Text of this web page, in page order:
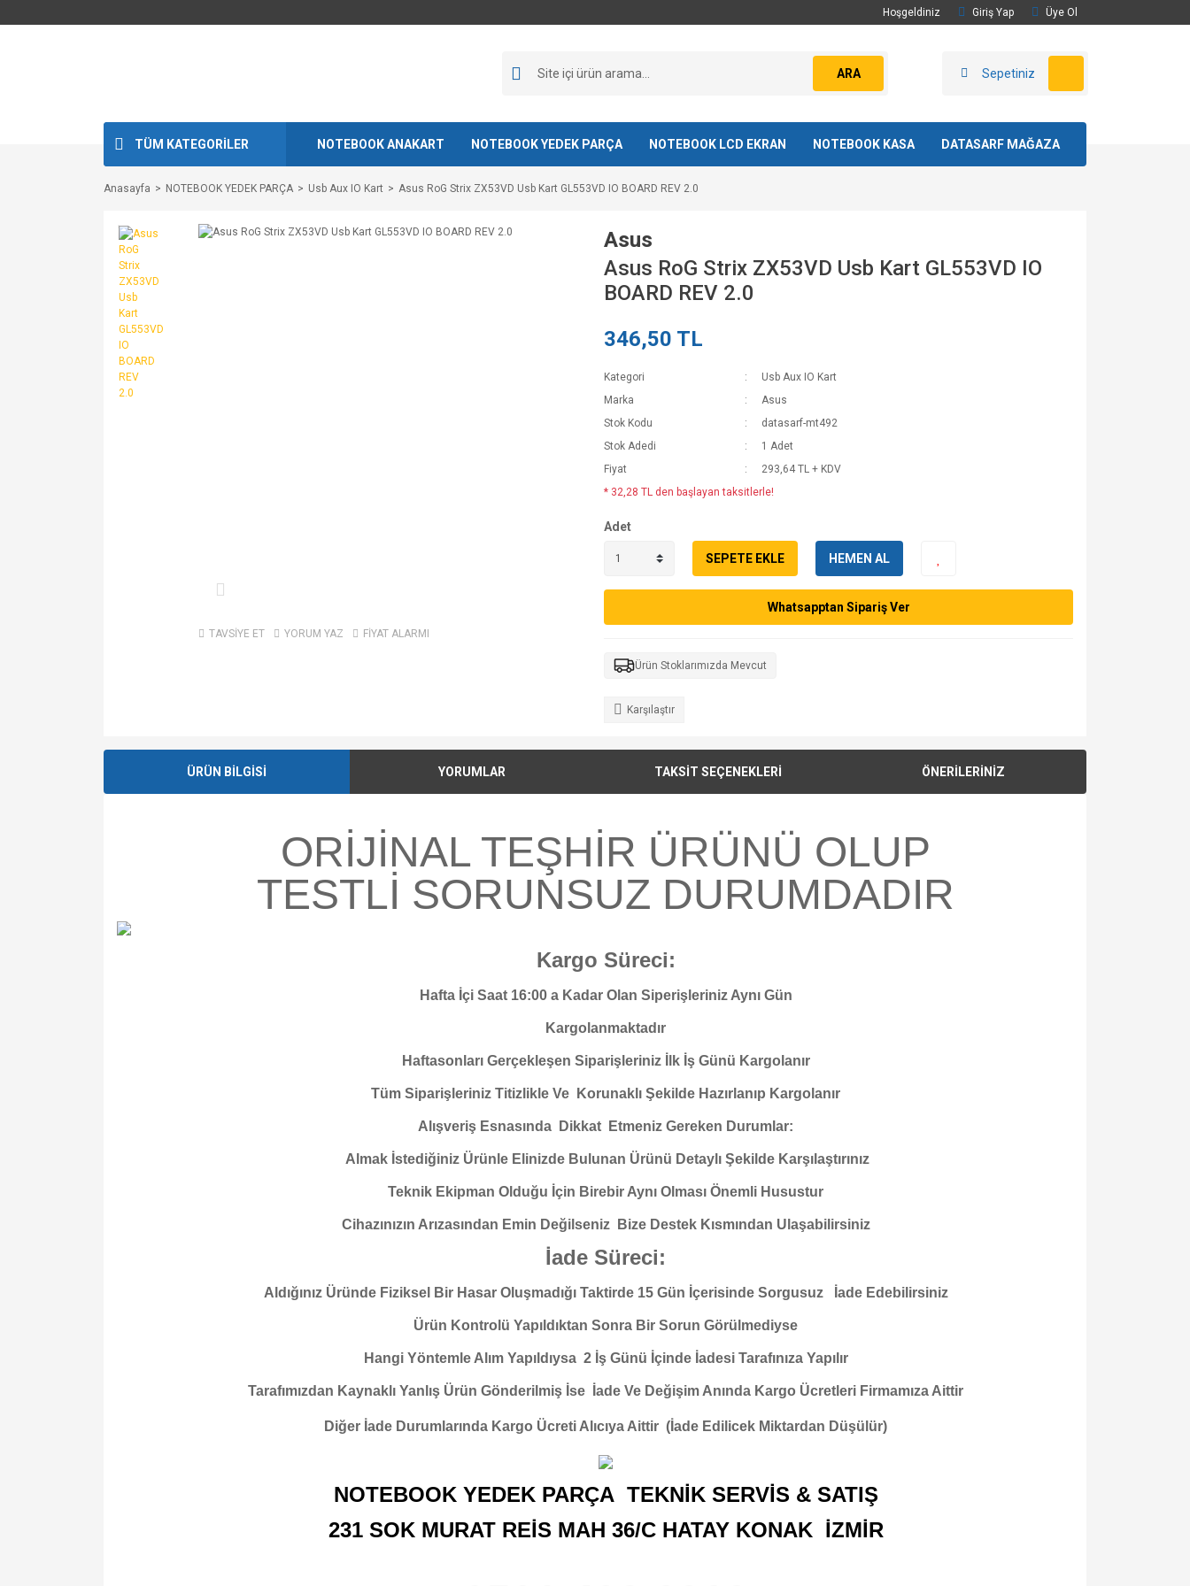
Hoşgeldiniz Giriş Yap Üye Ol
ARA Sepetiniz
TÜM KATEGORİLER NOTEBOOK ANAKART NOTEBOOK YEDEK PARÇA NOTEBOOK LCD EKRAN NOTEBOOK KASA DATASARF MAĞAZA
Anasayfa NOTEBOOK YEDEK PARÇA Usb Aux IO Kart Asus RoG Strix ZX53VD Usb Kart GL553VD IO BOARD REV 2.0
TAVSİYE ET YORUM YAZ FİYAT ALARMI
Asus
Asus RoG Strix ZX53VD Usb Kart GL553VD IO
BOARD REV 2.0
346,50 TL
Kategori
Usb Aux IO Kart
Marka
Asus
Stok Kodu
datasarf-mt492
Stok Adedi
1 Adet
Fiyat
293,64 TL + KDV
* 32,28 TL den başlayan taksitlerle!
Adet
SEPETE EKLE HEMEN AL
Whatsapptan Sipariş Ver
Ürün Stoklarımızda Mevcut
Karşılaştır
ÜRÜN BİLGİSİ YORUMLAR TAKSİT SEÇENEKLERİ ÖNERİLERİNİZ
ORİJİNAL TEŞHİR ÜRÜNÜ OLUP
TESTLİ SORUNSUZ DURUMDADIR
Kargo Süreci:
Hafta İçi Saat 16:00 a Kadar Olan Siperişleriniz Aynı Gün
Kargolanmaktadır
Haftasonları Gerçekleşen Siparişleriniz İlk İş Günü Kargolanır
Tüm Siparişleriniz Titizlikle Ve Korunaklı Şekilde Hazırlanıp Kargolanır
Alışveriş Esnasında Dikkat Etmeniz Gereken Durumlar:
Almak İstediğiniz Ürünle Elinizde Bulunan Ürünü Detaylı Şekilde Karşılaştırınız
Teknik Ekipman Olduğu İçin Birebir Aynı Olması Önemli Husustur
Cihazınızın Arızasından Emin Değilseniz Bize Destek Kısmından Ulaşabilirsiniz
İade Süreci:
Aldığınız Üründe Fiziksel Bir Hasar Oluşmadığı Taktirde 15 Gün İçerisinde Sorgusuz İade Edebilirsiniz
Ürün Kontrolü Yapıldıktan Sonra Bir Sorun Görülmediyse
Hangi Yöntemle Alım Yapıldıysa 2 İş Günü İçinde İadesi Tarafınıza Yapılır
Tarafımızdan Kaynaklı Yanlış Ürün Gönderilmiş İse İade Ve Değişim Anında Kargo Ücretleri Firmamıza Aittir
Diğer İade Durumlarında Kargo Ücreti Alıcıya Aittir (İade Edilicek Miktardan Düşülür)
NOTEBOOK YEDEK PARÇA TEKNİK SERVİS & SATIŞ
231 SOK MURAT REİS MAH 36/C HATAY KONAK İZMİR